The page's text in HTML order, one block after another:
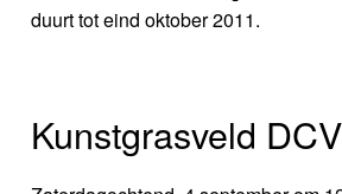
duurt tot eind oktober 2011.
Kunstgrasveld DCV